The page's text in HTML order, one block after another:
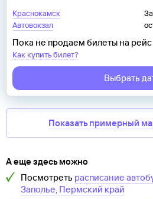
Краснокамск
Автовокзал
Пока не продаем билеты на рейс
Как купить билет?
Выбрать
Показать примерный
А еще здесь можно
Посмотреть расписание
Заполье, Пермский край